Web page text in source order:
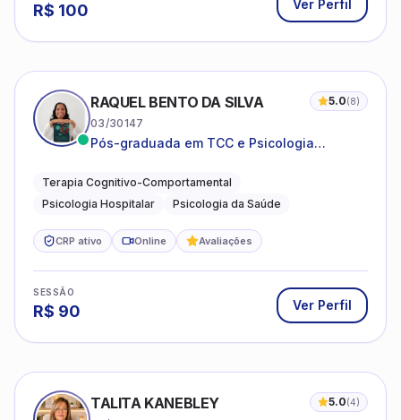
R$ 100 Ver Perfil
RAQUEL BENTO DA SILVA 5.0(8)
03/30147
Pós-graduada em TCC e Psicologia
Terapia Cognitivo-Comportamental
Psicologia Hospitalar
Psicologia da Saúde
CRP ativo Online Avaliações
SESSÃO
R$ 90 Ver Perfil
TALITA KANEBLEY 5.0(4)